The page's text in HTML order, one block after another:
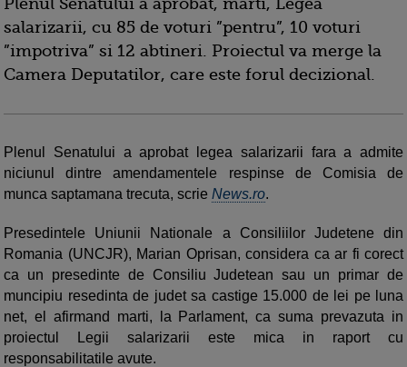
Plenul Senatului a aprobat, marti, Legea
salarizarii, cu 85 de voturi ”pentru”, 10 voturi
”impotriva” si 12 abtineri. Proiectul va merge la
Camera Deputatilor, care este forul decizional.
Plenul Senatului a aprobat legea salarizarii fara a admite
niciunul dintre amendamentele respinse de Comisia de
munca saptamana trecuta, scrie News.ro.
Presedintele Uniunii Nationale a Consiliilor Judetene din
Romania (UNCJR), Marian Oprisan, considera ca ar fi corect
ca un presedinte de Consiliu Judetean sau un primar de
muncipiu resedinta de judet sa castige 15.000 de lei pe luna
net, el afirmand marti, la Parlament, ca suma prevazuta in
proiectul Legii salarizarii este mica in raport cu
responsabilitatile avute.